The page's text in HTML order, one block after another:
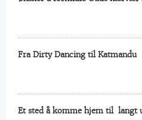
Fra Dirty Dancing til Katmandu
Et sted å komme hjem til  langt